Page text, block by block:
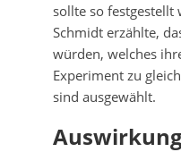
sollte so festgestellt
Schmidt erzählte,
würden, welches
Experiment zu
sind ausgewählt.